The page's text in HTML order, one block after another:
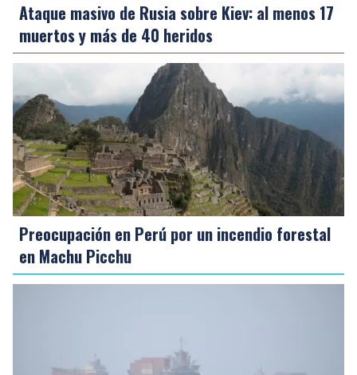
Ataque masivo de Rusia sobre Kiev: al menos 17
muertos y más de 40 heridos
Preocupación en Perú por un incendio forestal
en Machu Picchu